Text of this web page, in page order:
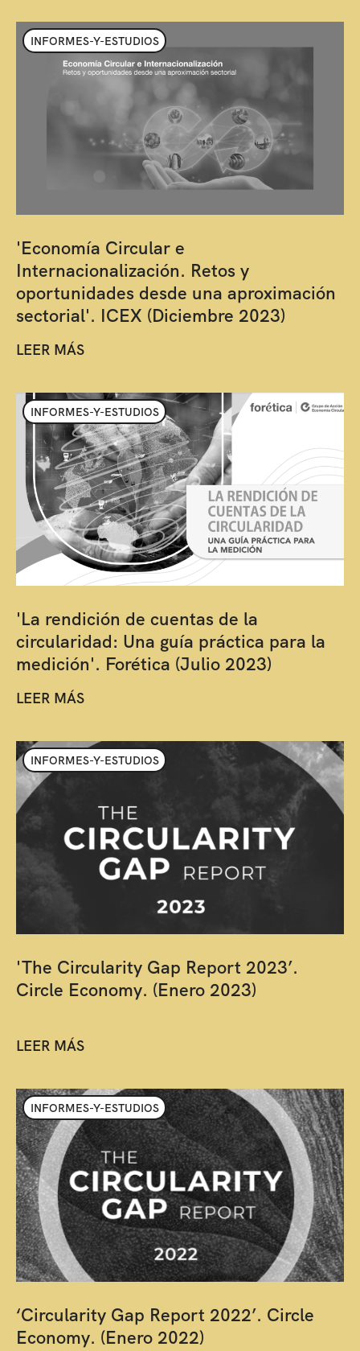
INFORMES-Y-ESTUDIOS
'Economía Circular e
Internacionalización. Retos y
oportunidades desde una aproximación
sectorial'. ICEX (Diciembre 2023)
LEER MÁS
INFORMES-Y-ESTUDIOS
'La rendición de cuentas de la
circularidad: Una guía práctica para la
medición'. Forética (Julio 2023)
LEER MÁS
INFORMES-Y-ESTUDIOS
'The Circularity Gap Report 2023’.
Circle Economy. (Enero 2023)
LEER MÁS
INFORMES-Y-ESTUDIOS
‘Circularity Gap Report 2022’. Circle
Economy. (Enero 2022)